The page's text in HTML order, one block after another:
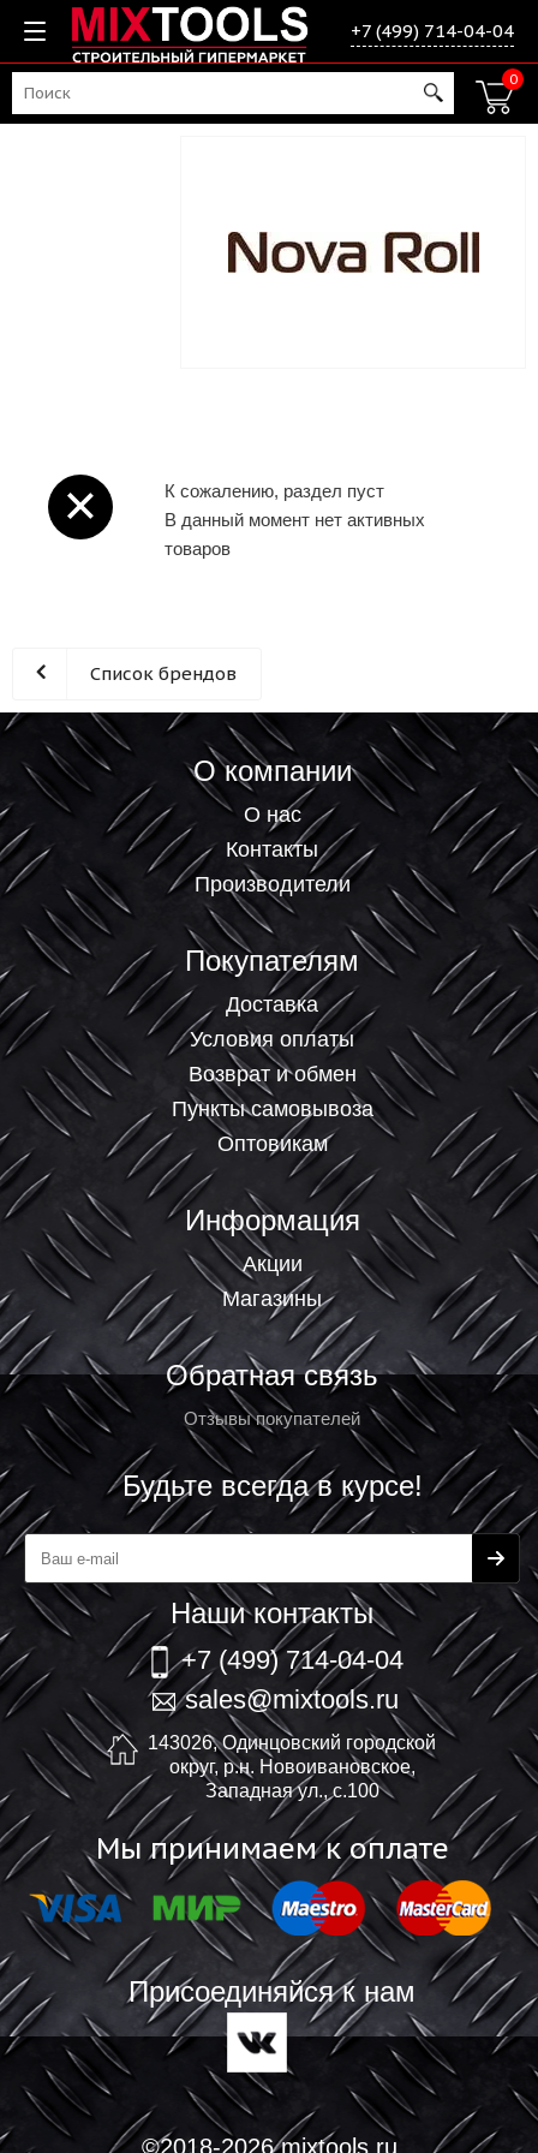
+7 (499) 714-04-04
0
К сожалению, раздел пуст
В данный момент нет активных
товаров
Список брендов
О компании
О нас
Контакты
Производители
Покупателям
Доставка
Условия оплаты
Возврат и обмен
Пункты самовывоза
Оптовикам
Информация
Акции
Магазины
Обратная связь
Отзывы покупателей
Будьте всегда в курсе!
Наши контакты
+7 (499) 714-04-04
sales@mixtools.ru
143026, Одинцовский городской
округ, р.н. Новоивановское,
Западная ул., с.100
Мы принимаем к оплате
Присоединяйся к нам
©2018-2026 mixtools.ru